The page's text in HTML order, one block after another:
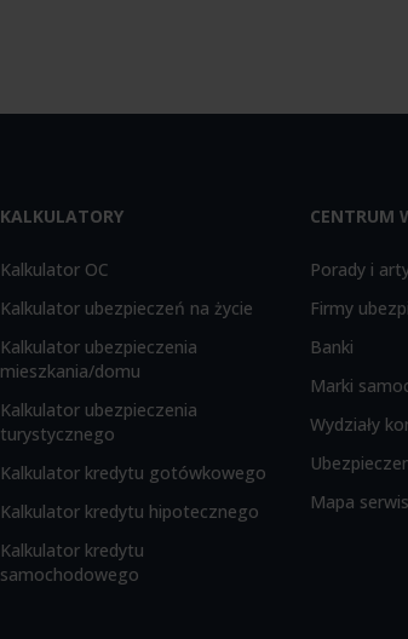
KALKULATORY
Kalkulator OC
Kalkulator ubezpieczeń na życie
Kalkulator ubezpieczenia
mieszkania/domu
Kalkulator ubezpieczenia
turystycznego
Kalkulator kredytu gotówkowego
Kalkulator kredytu hipotecznego
Kalkulator kredytu
samochodowego
CENTRUM
Porady i
Firmy
Banki
Marki
Wydziały
Mapa